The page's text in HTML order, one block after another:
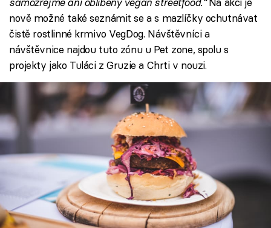
nově možné také seznámit se a s mazlíčky ochutnávat
čistě rostlinné krmivo VegDog. Návštěvníci a
návštěvnice najdou tuto zónu u Pet zone, spolu s
projekty jako Tuláci z Gruzie a Chrti v nouzi.